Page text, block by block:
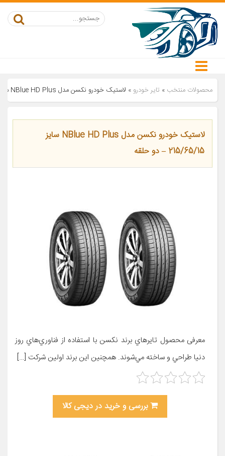
محصولات منتخب » تایر خودرو » لاستیک خودرو نکسن مدل NBlue HD Plus سایز 215/65/15 – دو حلقه
لاستیک خودرو نکسن مدل NBlue HD Plus سایز
215/65/15 – دو حلقه
معرفی محصول تايرهاي برند نکسن با استفاده از فناوري‌هاي روز
دنيا طراحي و ساخته مي‌شوند. همچنين اين برند اولين شرکت […]
بررسی و خرید در دیجی کالا